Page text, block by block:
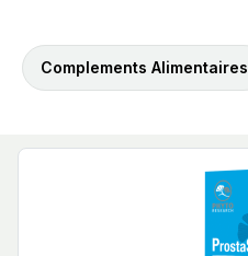
Complements Alimentaires